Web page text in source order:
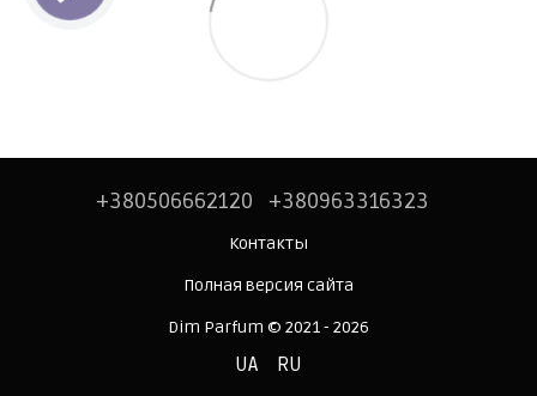
+380506662120 +380963316323
Контакты
Полная версия сайта
Dim Parfum © 2021 - 2026
UA RU